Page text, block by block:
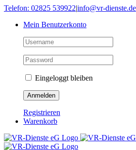
Skip
content
Telefon: 02825 539922|info@vr-dienste.de
Mein Benutzerkonto
Eingeloggt bleiben
Registrieren
Warenkorb